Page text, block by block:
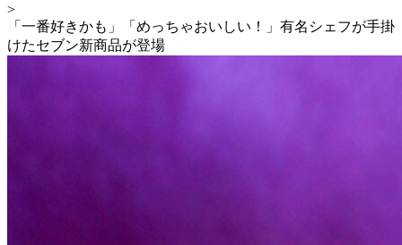
>
「一番好きかも」「めっちゃおいしい！」有名シェフが手掛
けたセブン新商品が登場